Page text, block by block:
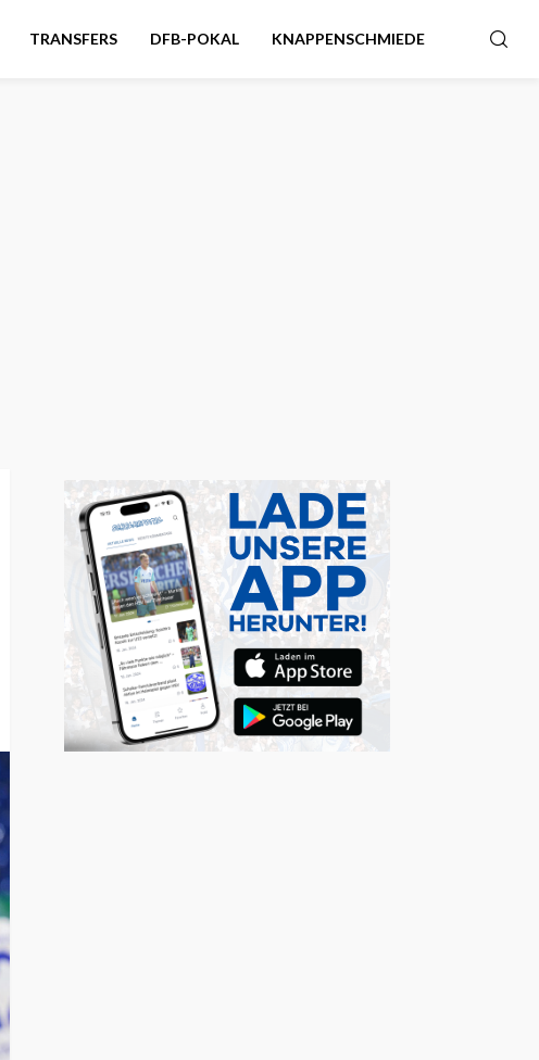
TRANSFERS DFB-POKAL KNAPPENSCHMIEDE